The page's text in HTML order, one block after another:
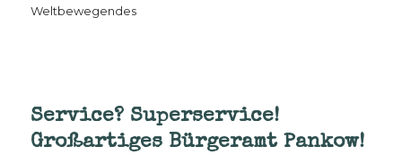
am
Weltbewegendes
Service? Superservice!
Großartiges Bürgeramt Pankow!